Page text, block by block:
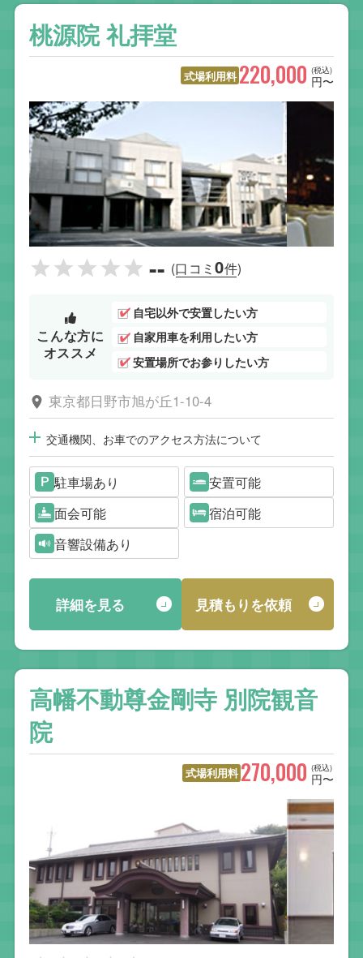
桃源院 礼拝堂
式場利用料 (税込)
220,000 円〜
-- (口コミ0件)
こんな方に
オススメ
自宅以外で安置したい方
自家用車を利用したい方
安置場所でお参りしたい方
東京都日野市旭が丘1-10-4
交通機関、お車でのアクセス方法について
駐車場あり
安置可能
面会可能
宿泊可能
音響設備あり
詳細を見る 見積もりを依頼
高幡不動尊金剛寺 別院観音
院
式場利用料 (税込)
270,000 円〜